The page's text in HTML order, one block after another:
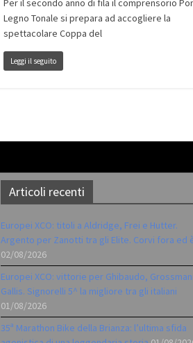
Per il secondo anno di fila il comprensorio
Legno Tonale si prepara ad accogliere la
spettacolare Coppa del
Leggi il seguito
Articoli recenti
Europei XCO: titoli a Aldridge, Frei e Hutter.
Argento per Zanotti tra gli Elite. Corvi fora ed
02/08/2026
Europei XCO: vittorie per Ghibaudo,
Gallis. Signorelli 5^ la migliore tra gli italiani
01/08/2026
35ª Marathon Bike della Brianza: l’ultima sfida